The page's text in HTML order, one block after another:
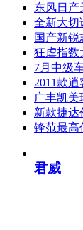
东风日产
全新大切
国产新
狂虐指数
7月中级
2011款
广丰凯
新款捷达
锋范最高
君威